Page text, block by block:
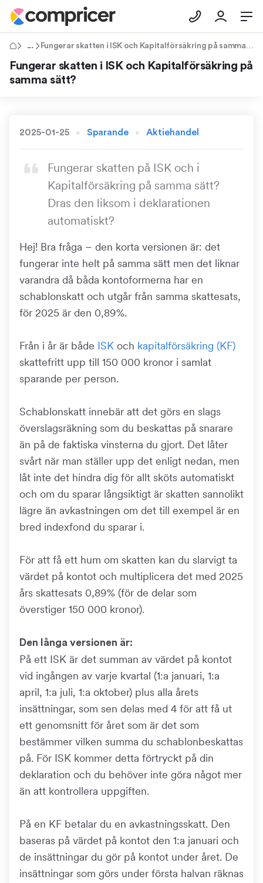
Tips & Råd Fungerar skatten i ISK och Kapitalförsäkring på samma sätt?
Fungerar skatten i ISK och Kapitalförsäkring på
samma sätt?
2025-01-25 Sparande Aktiehandel
Fungerar skatten på ISK och i
Kapitalförsäkring på samma sätt?
Dras den liksom i deklarationen
automatiskt?
Hej! Bra fråga – den korta versionen är: det
fungerar inte helt på samma sätt men det liknar
varandra då båda kontoformerna har en
schablonskatt och utgår från samma skattesats,
för 2025 är den 0,89%.
Från i år är både ISK och kapitalförsäkring (KF)
skattefritt upp till 150 000 kronor i samlat
sparande per person.
Schablonskatt innebär att det görs en slags
överslagsräkning som du beskattas på snarare
än på de faktiska vinsterna du gjort. Det låter
svårt när man ställer upp det enligt nedan, men
låt inte det hindra dig för allt sköts automatiskt
och om du sparar långsiktigt är skatten sannolikt
lägre än avkastningen om det till exempel är en
bred indexfond du sparar i.
För att få ett hum om skatten kan du slarvigt ta
värdet på kontot och multiplicera det med 2025
års skattesats 0,89% (för de delar som
överstiger 150 000 kronor).
Den långa versionen är:
På ett ISK är det summan av värdet på kontot
vid ingången av varje kvartal (1:a januari, 1:a
april, 1:a juli, 1:a oktober) plus alla årets
insättningar, som sen delas med 4 för att få ut
ett genomsnitt för året som är det som
bestämmer vilken summa du schablonbeskattas
på. För ISK kommer detta förtryckt på din
deklaration och du behöver inte göra något mer
än att kontrollera uppgiften.
På en KF betalar du en avkastningsskatt. Den
baseras på värdet på kontot den 1:a januari och
de insättningar du gör på kontot under året. De
insättningar som görs under första halvan räknas